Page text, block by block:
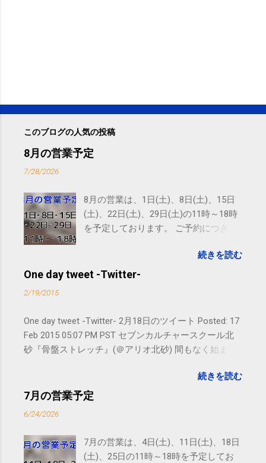
このブログの人気の投稿
8月の営業予定
7/28/2026
8月の営業は、1日(土)、8日(土)、15日
(土)、22日(土)、29日(土)の11時～18時
を予定しております。 ご予約につきま
す。 電話に出られないことがあります
ので、ご予約、お問い合わせは
続きを読む
One day tweet -Twitter-
2/19/2015
One day tweet -Twitter- 2月18日のツイート Posted: 17
Feb 2015 05:07 PM PST セブンカルチャースクール北
砂『骨盤ストレッチ』(＠アリオ北砂) 間もなく始まり
subscribed to email updates from サクマフィジカルコ
ンディショニング(@SPCstyle) - Twilog To stop
Email delivery powered by Google Google Inc., 1600
Amphitheatre Parkway, Mountain View, CA 94043,
United States
続きを読む
7月の営業予定
6/24/2026
7月の営業は、4日(土)、11日(土)、18日
(土)、25日の11時～18時を予定してお